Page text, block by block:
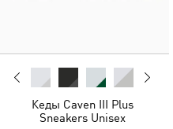
Кеды Caven III Plus
Sneakers Unisex